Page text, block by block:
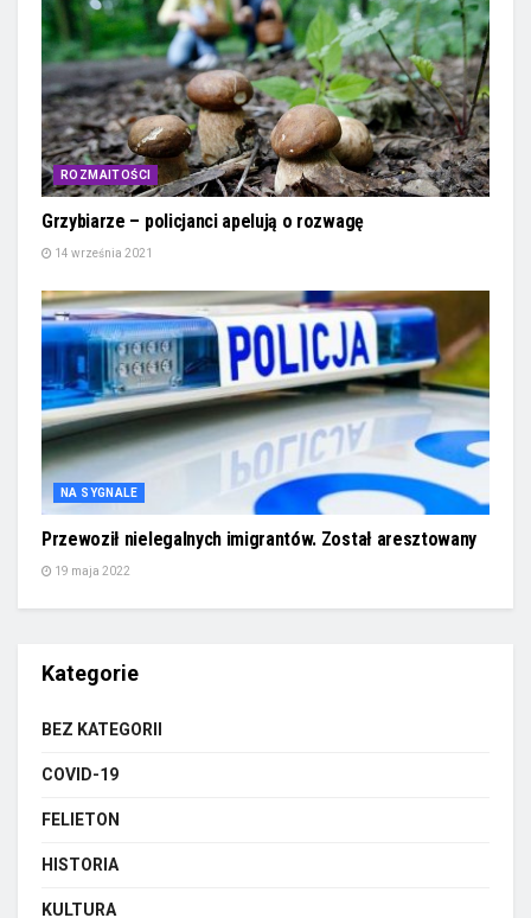
ROZMAITOŚCI
Grzybiarze – policjanci apelują o rozwagę
14 września 2021
NA SYGNALE
Przewoził nielegalnych imigrantów. Został aresztowany
19 maja 2022
Kategorie
BEZ KATEGORII
COVID-19
FELIETON
HISTORIA
KULTURA